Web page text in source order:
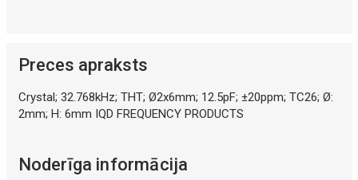
Preces apraksts
Crystal; 32.768kHz; THT; Ø2x6mm; 12.5pF; ±20ppm; TC26; Ø:
2mm; H: 6mm IQD FREQUENCY PRODUCTS
Noderīga informācija